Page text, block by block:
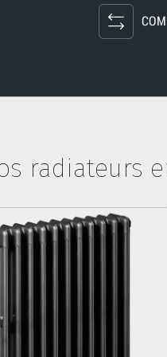
radiateurs